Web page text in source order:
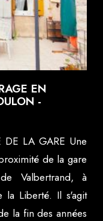
EN
-
DE LA GARE Une
de la gare
Valbertrand, à
la Liberté. Il s'agit
la fin des années